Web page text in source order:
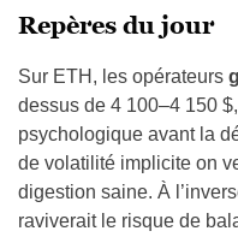
Repères du jour
Sur ETH, les opérateurs
dessus de 4 100–4 150
psychologique avant la
de volatilité implicite on
digestion saine. À
raviverait le risque de